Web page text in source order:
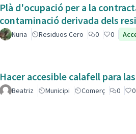
Plà d'ocupació per a la
Nuria Residuos Cero 0 0
Hacer accesible calafell para
Beatriz Municipi Comerç 0 0